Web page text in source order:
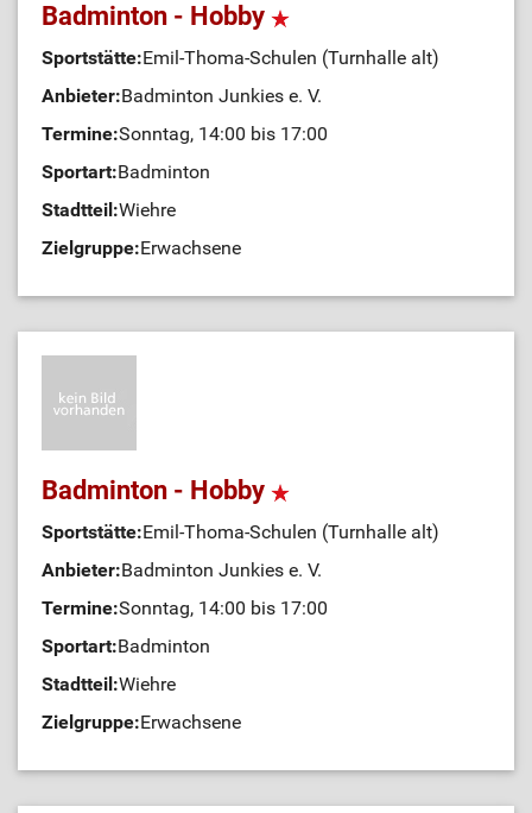
Badminton - Hobby
Sportstätte:Emil-Thoma-Schulen (Turnhalle alt)
Anbieter:Badminton Junkies e. V.
Termine:Sonntag, 14:00 bis 17:00
Sportart:Badminton
Stadtteil:Wiehre
Zielgruppe:Erwachsene
Badminton - Hobby
Sportstätte:Emil-Thoma-Schulen (Turnhalle alt)
Anbieter:Badminton Junkies e. V.
Termine:Sonntag, 14:00 bis 17:00
Sportart:Badminton
Stadtteil:Wiehre
Zielgruppe:Erwachsene